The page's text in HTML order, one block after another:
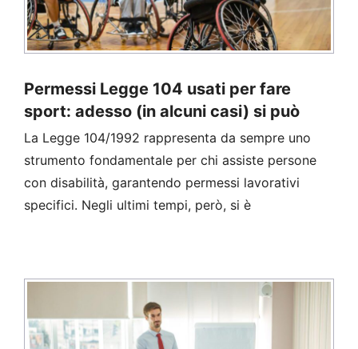
Permessi Legge 104 usati per fare
sport: adesso (in alcuni casi) si può
La Legge 104/1992 rappresenta da sempre uno
strumento fondamentale per chi assiste persone
con disabilità, garantendo permessi lavorativi
specifici. Negli ultimi tempi, però, si è